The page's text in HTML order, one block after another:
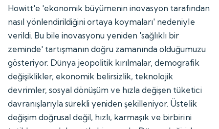
Howitt'e 'ekonomik büyümenin inovasyon tarafından
nasıl yönlendirildiğini ortaya koymaları' nedeniyle
verildi. Bu bile inovasyonu yeniden 'sağlıklı bir
zeminde' tartışmanın doğru zamanında olduğumuzu
gösteriyor. Dünya jeopolitik kırılmalar, demografik
değişiklikler, ekonomik belirsizlik, teknolojik
devrimler, sosyal dönüşüm ve hızla değişen tüketici
davranışlarıyla sürekli yeniden şekilleniyor. Üstelik
değişim doğrusal değil, hızlı, karmaşık ve birbirini